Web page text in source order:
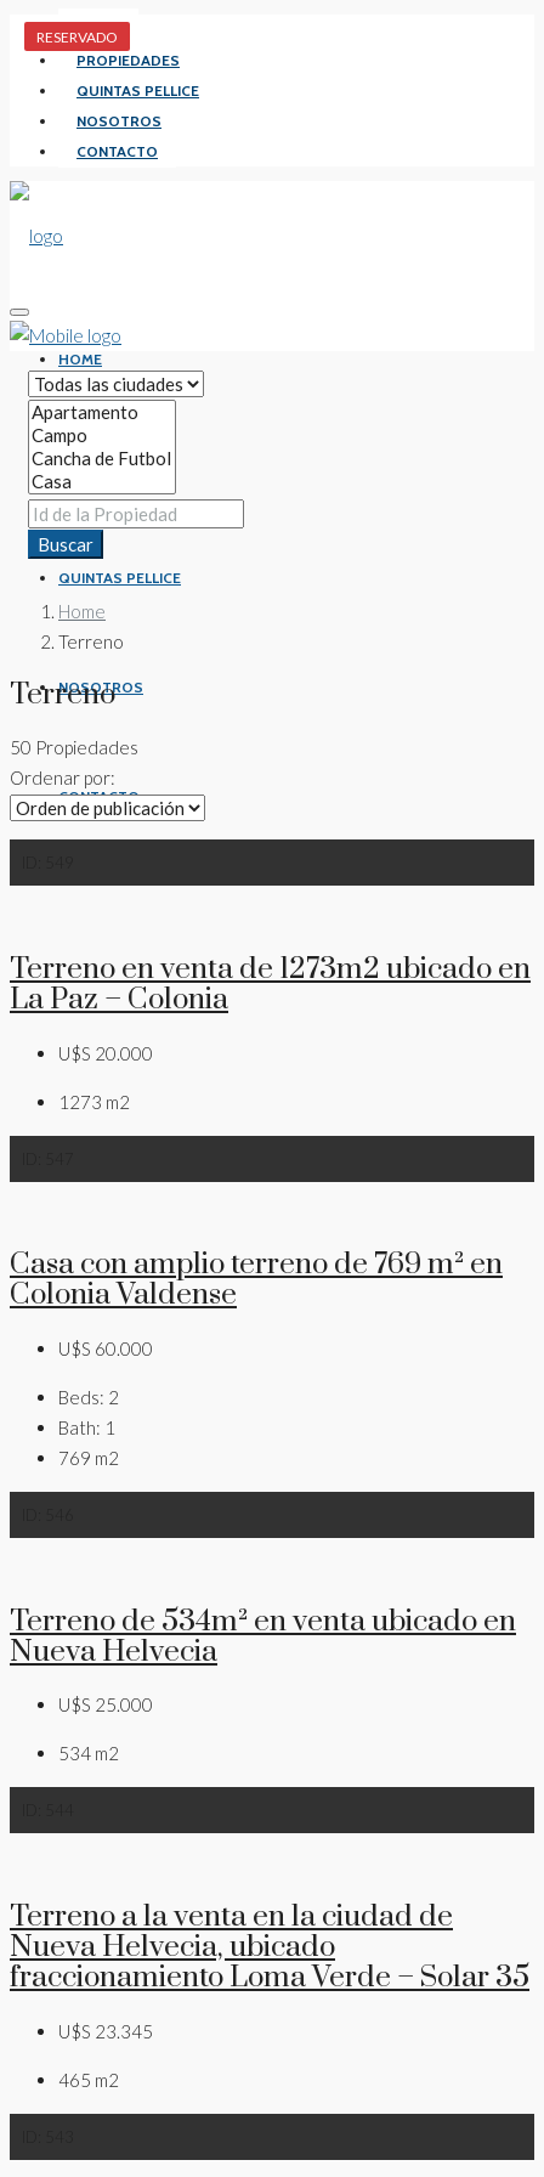
HOME
PROPIEDADES
QUINTAS PELLICE
NOSOTROS
CONTACTO
HOME
PROPIEDADES
QUINTAS PELLICE
NOSOTROS
CONTACTO
Buscar
Home
Terreno
Terreno
50 Propiedades
Ordenar por:
Terreno en venta de 1273m2 ubicado en
La Paz – Colonia
U$S 20.000
1273 m2
RESERVADO
Casa con amplio terreno de 769 m² en
Colonia Valdense
U$S 60.000
Beds: 2
Bath: 1
769 m2
Terreno de 534m² en venta ubicado en
Nueva Helvecia
U$S 25.000
534 m2
Terreno a la venta en la ciudad de
Nueva Helvecia, ubicado
fraccionamiento Loma Verde – Solar 35
U$S 23.345
465 m2